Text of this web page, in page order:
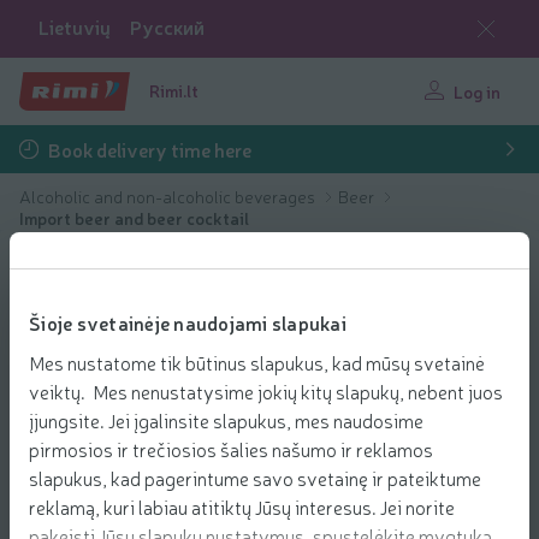
Šioje svetainėje naudojami slapukai
Mes nustatome tik būtinus slapukus, kad mūsų svetainė
veiktų. Mes nenustatysime jokių kitų slapukų, nebent juos
įjungsite. Jei įgalinsite slapukus, mes naudosime
pirmosios ir trečiosios šalies našumo ir reklamos
slapukus, kad pagerintume savo svetainę ir pateiktume
reklamą, kuri labiau atitiktų Jūsų interesus. Jei norite
Lietuvių Русский
Rimi.lt Log in
Book delivery time here
Alcoholic and non-alcoholic beverages
Beer
Import beer and beer cocktail